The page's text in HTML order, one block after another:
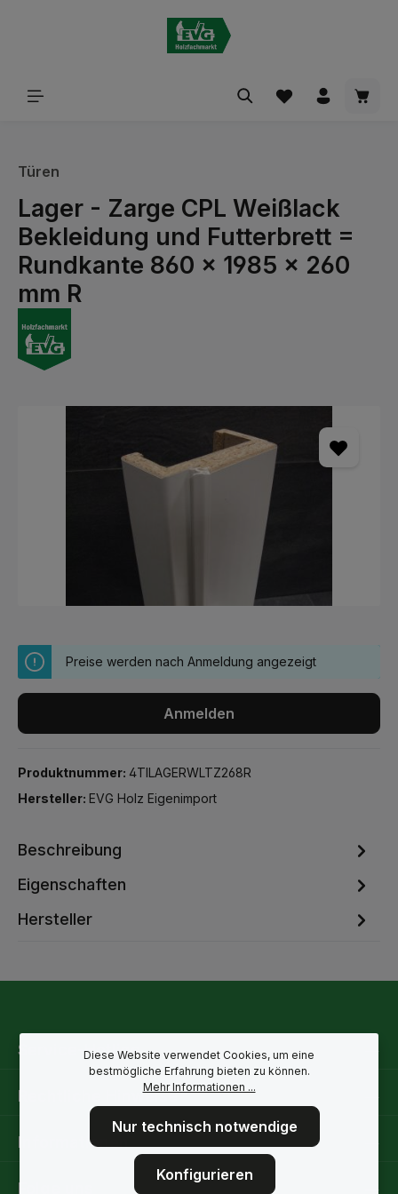
Türen
Lager - Zarge CPL Weißlack
Bekleidung und Futterbrett =
Rundkante 860 x 1985 x 260
mm R
Preise werden nach Anmeldung angezeigt
Anmelden
Produktnummer: 4TILAGERWLTZ268R
Hersteller: EVG Holz Eigenimport
Beschreibung
Eigenschaften
Hersteller
Service-Hotline
Rechtliche Hinweise
Informationen
Folge uns
Diese Website verwendet Cookies, um eine
bestmögliche Erfahrung bieten zu können.
Mehr Informationen ...
Nur technisch notwendige
Konfigurieren